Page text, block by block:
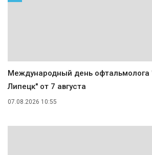
Международный день офтальмолога
Липецк" от 7 августа
07.08.2026 10:55